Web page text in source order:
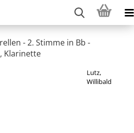
- 2. Stimme in Bb -
Klarinette
Lutz,
Willibald